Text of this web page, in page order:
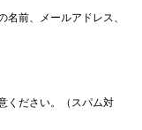
前、メールアドレス、
ください。（スパム対